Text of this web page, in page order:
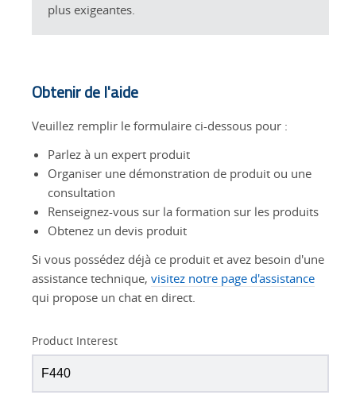
plus exigeantes.
Obtenir de l'aide
Veuillez remplir le formulaire ci-dessous pour :
Parlez à un expert produit
Organiser une démonstration de produit ou une
consultation
Renseignez-vous sur la formation sur les produits
Obtenez un devis produit
Si vous possédez déjà ce produit et avez besoin d'une
assistance technique, visitez notre page d'assistance
qui propose un chat en direct.
Product Interest